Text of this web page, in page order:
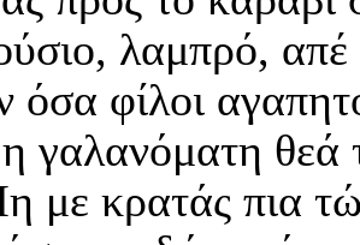
λαμπρό,
όσα φίλοι
γαλανόματη θεά
με κρατάς πια